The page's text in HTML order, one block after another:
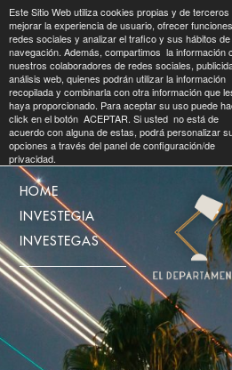
HOME
INVESTEGIA
INVESTEGAS
Este Sitio Web utiliza cookies propias y de
mejorar la experiencia de usuario, ofrecer
redes sociales y analizar el trafico y sus hábitos de
navegación. Además, compartimos la información
nuestros colaboradores de redes sociales,
análisis web, quienes podrán utilizar la información
recopilada y combinarla con otra información que
haya proporcionado. Para aceptar su uso puede
click en el botón ACEPTAR. Si usted no está de
acuerdo con alguna de estas, podrá personalizar
opciones a través del panel de configuración/de
privacidad.